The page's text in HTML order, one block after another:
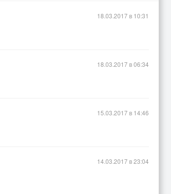
18.03.2017 в 10:31
18.03.2017 в 06:34
15.03.2017 в 14:46
14.03.2017 в 23:04